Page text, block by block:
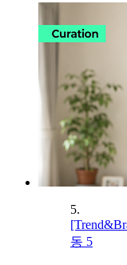
5.
동 5